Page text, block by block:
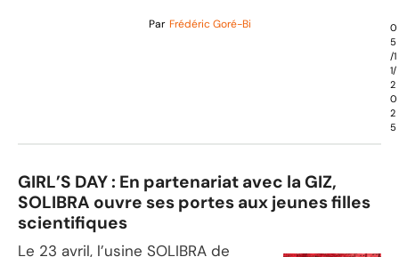
Par Frédéric Goré-Bi
0
5
/1
1/
2
0
2
5
GIRL’S DAY : En partenariat avec la GIZ,
SOLIBRA ouvre ses portes aux jeunes filles
scientifiques
Le 23 avril, l’usine SOLIBRA de